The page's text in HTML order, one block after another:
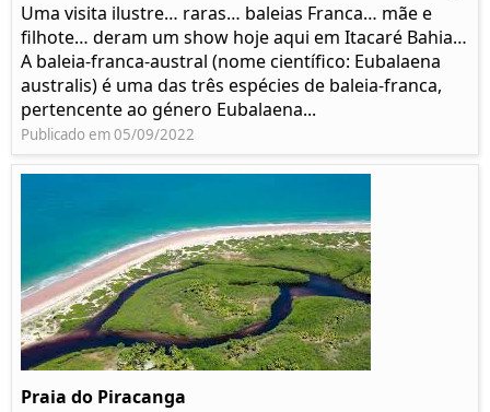
Uma visita ilustre… raras… baleias Franca… mãe e
filhote… deram um show hoje aqui em Itacaré Bahia…
A baleia-franca-austral (nome científico: Eubalaena
australis) é uma das três espécies de baleia-franca,
pertencente ao género Eubalaena...
Publicado em 05/09/2022
Praia do Piracanga